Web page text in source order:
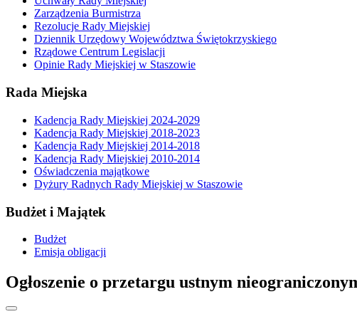
Zarządzenia Burmistrza
Rezolucje Rady Miejskiej
Dziennik Urzędowy Województwa Świętokrzyskiego
Rządowe Centrum Legislacji
Opinie Rady Miejskiej w Staszowie
Rada Miejska
Kadencja Rady Miejskiej 2024-2029
Kadencja Rady Miejskiej 2018-2023
Kadencja Rady Miejskiej 2014-2018
Kadencja Rady Miejskiej 2010-2014
Oświadczenia majątkowe
Dyżury Radnych Rady Miejskiej w Staszowie
Budżet i Majątek
Budżet
Emisja obligacji
Ogłoszenie o przetargu ustnym